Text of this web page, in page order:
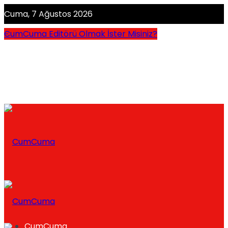
Cuma, 7 Ağustos 2026
CumCuma Editörü Olmak İster Misiniz?